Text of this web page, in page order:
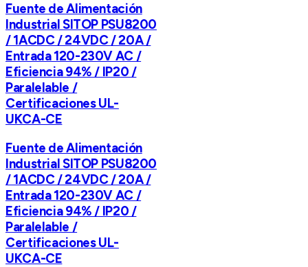
Fuente de Alimentación
Industrial SITOP PSU8200
/ 1ACDC / 24VDC / 20A /
Entrada 120-230V AC /
Eficiencia 94% / IP20 /
Paralelable /
Certificaciones UL-
UKCA-CE
Fuente de Alimentación
Industrial SITOP PSU8200
/ 1ACDC / 24VDC / 20A /
Entrada 120-230V AC /
Eficiencia 94% / IP20 /
Paralelable /
Certificaciones UL-
UKCA-CE